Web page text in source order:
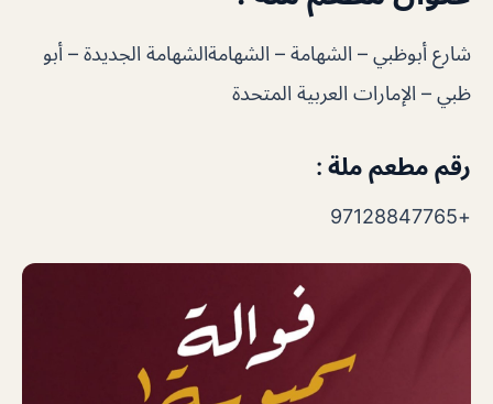
شارع أبوظبي – الشهامة – الشهامةالشهامة الجديدة – أبو
ظبي – الإمارات العربية المتحدة
رقم مطعم ملة :
+97128847765